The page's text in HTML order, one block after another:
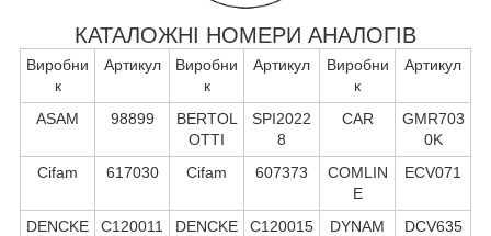
КАТАЛОЖНІ НОМЕРИ АНАЛОГІВ
Виробни
к
Артикул
Виробни
к
Артикул
Виробни
к
Артикул
ASAM 98899
BERTOL
OTTI
SPI2022
8
CAR
GMR703
0K
Cifam
617030 Cifam 607373
COMLIN
E
ECV071
DENCKE
C120011
DENCKE
C120015
DYNAM
DCV635